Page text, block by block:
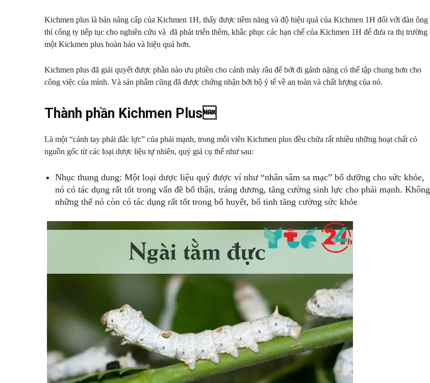
Kichmen plus là bản nâng cấp của Kichmen 1H, thấy được tiềm năng và độ hiệu quả của Kichmen 1H đối với đàn ông
thì công ty tiếp tục cho nghiên cứu và đã phát triển thêm, khắc phục các hạn chế của Kichmen 1H để đưa ra thị trường
một Kickmen plus hoàn hảo và hiệu quả hơn.
Kichmen plus đã giải quyết được phần nào ưu phiền cho cánh mày râu để bớt đi gánh nặng có thể tập chung hơn cho
công việc của mình. Và sản phẩm cũng đã được chứng nhận bởi bộ ý tế về an toàn và chất lượng của nó.
Thành phần Kichmen Plus
Là một “cánh tay phải đắc lực” của phái mạnh, trong mỗi viên Kichmen plus đều chứa rất nhiều những hoạt chất có
nguồn gốc từ các loại dược liệu tự nhiên, quý giá cụ thể như sau:
Nhục thung dung: Một loại dược liệu quý được ví như “nhân sâm sa mạc” bổ dưỡng cho sức khỏe,
nó có tác dụng rất tốt trong vấn đề bổ thận, tráng dương, tăng cường sinh lực cho phái mạnh. Không
những thế nó còn có tác dụng rất tốt trong bổ huyết, bổ tinh tăng cường sức khỏe